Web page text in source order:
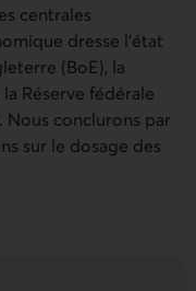
centrales
dresse l’état
(BoE), la
la Réserve fédérale
Nous conclurons par
sur le dosage des